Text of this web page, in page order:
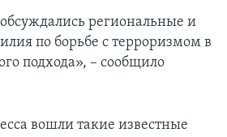
региональные и
по борьбе с терроризмом в
подхода», – сообщило
вошли такие известные